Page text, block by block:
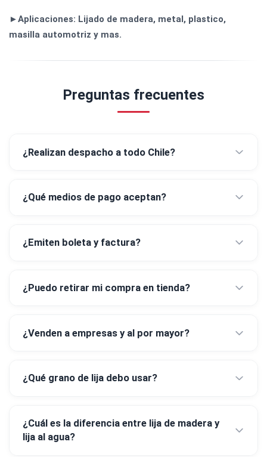
►Aplicaciones: Lijado de madera, metal, plastico,
masilla automotriz y mas.
Preguntas frecuentes
¿Realizan despacho a todo Chile?
¿Qué medios de pago aceptan?
¿Emiten boleta y factura?
¿Puedo retirar mi compra en tienda?
¿Venden a empresas y al por mayor?
¿Qué grano de lija debo usar?
¿Cuál es la diferencia entre lija de madera y
lija al agua?